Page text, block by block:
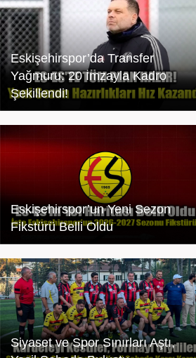
Eskişehirspor’da Transfer
Yağmuru: 20 İmzayla Kadro
Şekillendi!
Eskişehirspor’un Yeni Sezon
Fikstürü Belli Oldu
Siyaset ve Spor Sınırları Aştı,